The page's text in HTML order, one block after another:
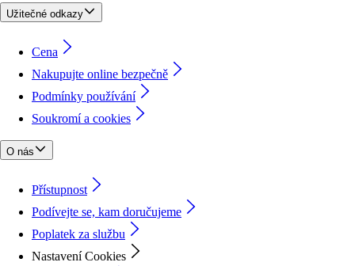
Užitečné odkazy
Cena
Nakupujte online bezpečně
Podmínky používání
Soukromí a cookies
O nás
Přístupnost
Podívejte se, kam doručujeme
Poplatek za službu
Nastavení Cookies